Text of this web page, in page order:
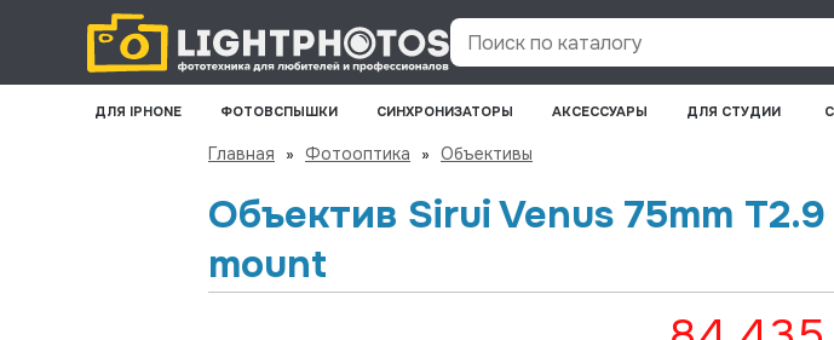
Поиск по каталогу
ДЛЯ IPHONE ФОТОВСПЫШКИ СИНХРОНИЗАТОРЫ АКСЕССУАРЫ ДЛЯ СТУДИИ
Главная » Фотооптика » Объективы
Объектив Sirui Venus 75mm
mount